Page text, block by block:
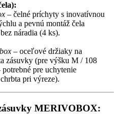
– čelné príchyty s inovatívnou
a pevnú montáž čela
náradia (4 ks).
– oceľové držiaky na
zásuvky (pre výšku M / 108
potrebné pre uchytenie
pri výreze).
MERIVOBOX: